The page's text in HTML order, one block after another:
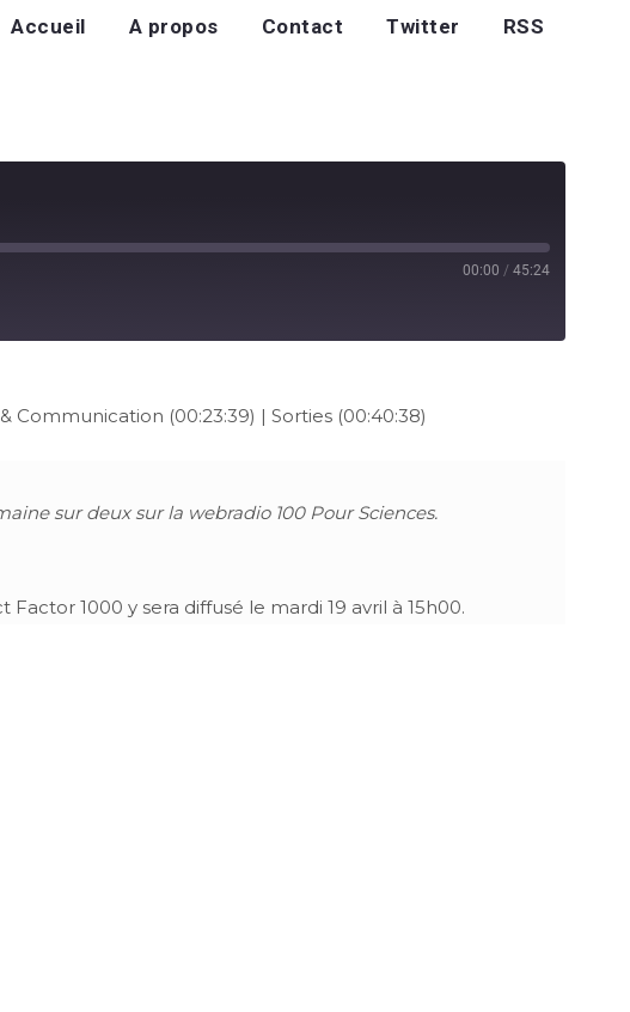
Accueil A propos Contact Twitter RSS
00:00 / 45:24
Communication (00:23:39) | Sorties (00:40:38)
sur deux sur la webradio 100 Pour Sciences.
1000 y sera diffusé le mardi 19 avril à 15h00.